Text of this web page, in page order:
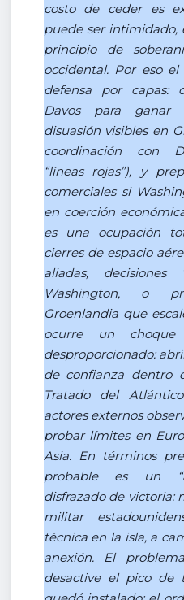
costo de ceder es
puede ser
principio de
occidental. Por eso
defensa por capas:
Davos para ganar
disuasión visibles en
coordinación con
“líneas rojas”), y
comerciales si
en coerción
es una ocupación
cierres de espacio
aliadas, decisiones
Washington, o
Groenlandia que
ocurre un
desproporcionado:
de confianza dentro
Tratado del
actores externos
probar límites en
Asia. En términos
probable es un
disfrazado de victoria:
militar
técnica en la isla, a
anexión. El
desactive el pico de